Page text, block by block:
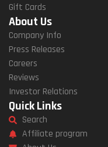
Gift Cards
About Us
Company Info
Press Releases
Careers
Reviews
Investor Relations
Quick Links
Search
Affiliate program